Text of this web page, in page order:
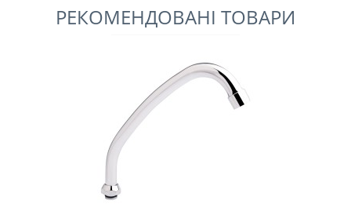
РЕКОМЕНДОВАНІ ТОВАРИ